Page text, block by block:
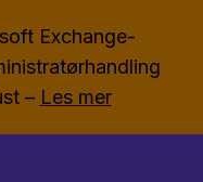
Exchange-
– Les mer